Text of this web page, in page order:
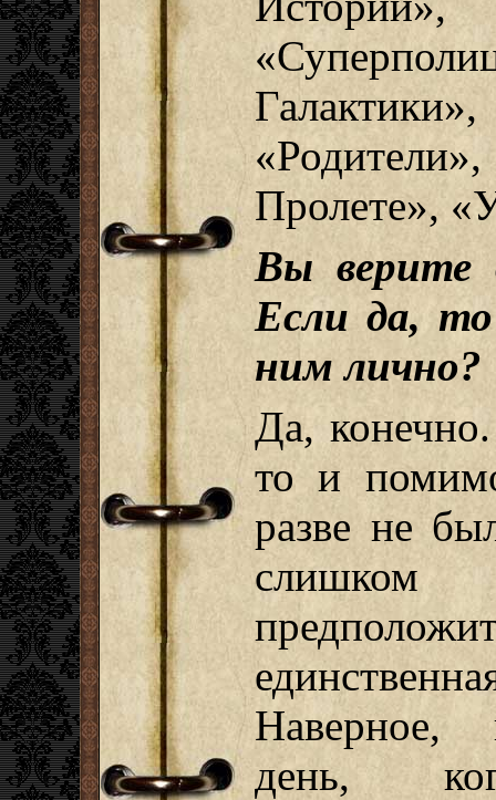
Пролете»,
Вы верите
Если да,
ним лично?
Да,
то и
разве не
Наверное,
день,